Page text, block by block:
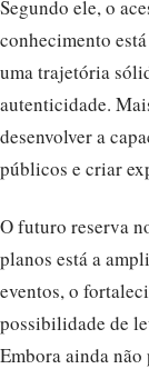
Segundo ele, o
conhecimento
uma trajetória
autenticidade.
desenvolver a
públicos e criar
O futuro reserva
planos está a
eventos, o
possibilidade de
Embora ainda